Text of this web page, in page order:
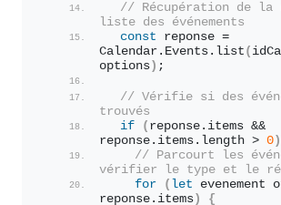
// Récupération de la
liste des événements
const reponse =
Calendar. Events . list (
options ) ;
// Vérifie si des
trouvés
if
( reponse. items &&
reponse. items . length > 0 )
// Parcourt les
vérifier le type et le
for
( let evenement
reponse. items )
{